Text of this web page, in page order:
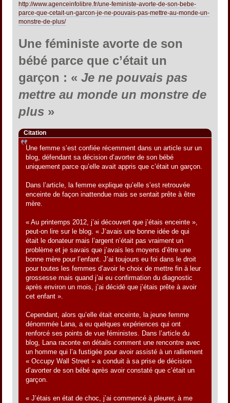
http://www.agenceinfolibre.fr/une-feministe-avorte-de-son-bebe-
parce-que-cetait-un-garcon-je-ne-pouvais-pas-mettre-au-monde-un-
monstre-de-plus/
Une féministe avorte de son
bébé parce que c’était un
garçon : «Je ne pouvais pas
mettre au monde un monstre de
plus »
Citation
Une femme s’est confiée récemment dans un article sur un
blog, défendant sa décision d’avorter de son bébé
uniquement parce qu’elle avait appris que c’était un garçon.
Dans l’article, la femme explique qu’elle s’est retrouvée
enceinte de façon inattendue mais se sentait prête à être
mère.
« Au printemps 2012, j’ai découvert que j’étais enceinte »,
peut-on lire sur le blog. « J’avais une bonne idée de qui
était le donateur mais l’argent n’était pas vraiment un
problème et je savais que j’avais les moyens d’être une
bonne mère pour l’enfant. J’ai toujours eu foi dans le droit
pour toutes les femmes d’avoir le choix de mettre fin à leur
grossesse mais quand j’ai eu confirmation du diagnostic
après environ un mois, j’ai décidé que j’étais prête à avoir
cet enfant ».
Cependant, alors qu’elle était enceinte, la jeune femme
dénommée Lana, a eu quelques expériences qui ont
renforcé ses points de vue féministes. Dans l’article du
blog, Lana raconte en détails comment une rencontre avec
un homme qui l’a fustigée pour avoir assisté à un ralliement
« Occupy Wall Street » a conduit à sa prise de décision
d’avorter de son bébé après avoir constaté que c’était un
garçon.
« J’étais en état de choc, j’ai commencé à pleurer, à me